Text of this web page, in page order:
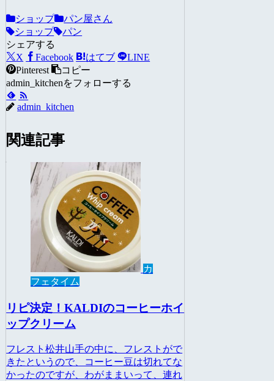
ショップ
パン屋さん
ショップ
パン
シェアする
X
Facebook はてブ
LINE
Pinterest
コピー
admin_kitchenをフォローする
admin_kitchen
関連記事
カ
フェタイム
リピ決定！KALDIのコーヒーホイ
ップクリーム
フレスト松井山手の中に、フレストがで
きたというので、コーヒー豆は切れてな
かったのですが、わがままいって、連れ